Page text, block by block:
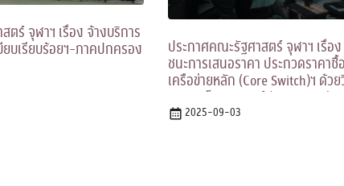
ตร์ จุฬาฯ เรื่อง จ้างบริการ
ยบเรียบร้อยฯ-ภาคปกครอง
ประกาศคณะรัฐศาสตร์ จุฬาฯ เรื่อ
ชนะการเสนอราคา ประกวดราคา
เครือข่ายหลัก (Core Switch)ฯ ด้ว
ราคาอิเล็กทรอนิกส์ (e-bidding)
2025-09-03